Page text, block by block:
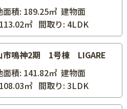
面積: 189.25㎡建物面
㎡ 間取り: 4LDK
市鳴神2期 1号棟 LIGARE
面積: 141.82㎡建物面
㎡ 間取り: 3LDK